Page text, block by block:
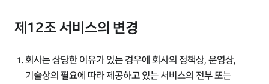
제12조 서비스의 변경
회사는 상당한 이유가 있는 경우에 회사의 정책상, 운영상,
기술상의 필요에 따라 제공하고 있는 서비스의 전부 또는